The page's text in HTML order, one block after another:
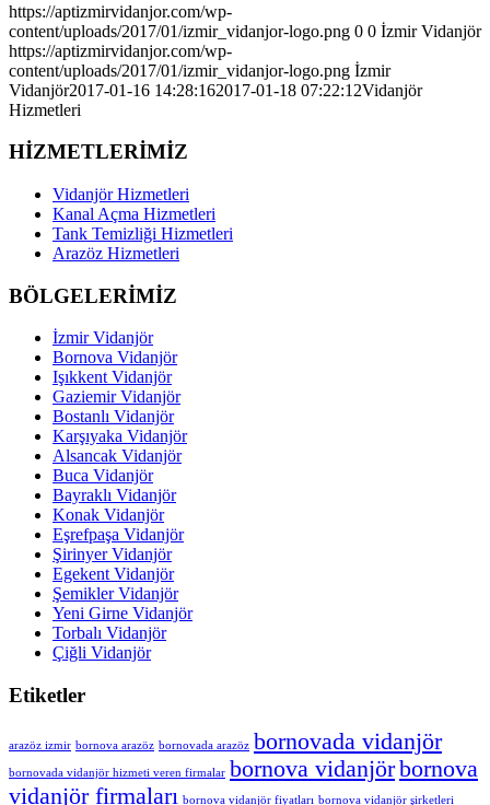
https://aptizmirvidanjor.com/wp-
content/uploads/2017/01/izmir_vidanjor-logo.png 0 0 İzmir Vidanjör
https://aptizmirvidanjor.com/wp-
content/uploads/2017/01/izmir_vidanjor-logo.png İzmir
Vidanjör2017-01-16 14:28:162017-01-18 07:22:12Vidanjör
Hizmetleri
HİZMETLERİMİZ
Vidanjör Hizmetleri
Kanal Açma Hizmetleri
Tank Temizliği Hizmetleri
Arazöz Hizmetleri
BÖLGELERİMİZ
İzmir Vidanjör
Bornova Vidanjör
Işıkkent Vidanjör
Gaziemir Vidanjör
Bostanlı Vidanjör
Karşıyaka Vidanjör
Alsancak Vidanjör
Buca Vidanjör
Bayraklı Vidanjör
Konak Vidanjör
Eşrefpaşa Vidanjör
Şirinyer Vidanjör
Egekent Vidanjör
Şemikler Vidanjör
Yeni Girne Vidanjör
Torbalı Vidanjör
Çiğli Vidanjör
Etiketler
arazöz izmir bornova arazöz bornovada arazöz bornovada vidanjör
bornovada vidanjör hizmeti veren firmalar bornova vidanjörbornova
vidanjör firmaları bornova vidanjör fiyatları bornova vidanjör şirketleri